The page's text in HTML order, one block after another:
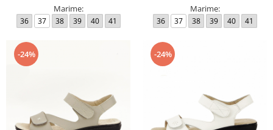
Marime:
36 37 38 39 40 41
Marime:
36 37 38 39 40 41
-24% -24%